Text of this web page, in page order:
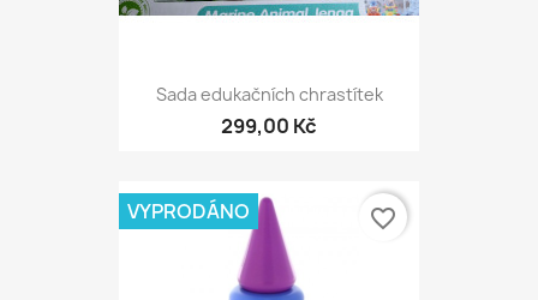
Sada edukačních chrastítek
299,00 Kč
VYPRODÁNO favorite_border